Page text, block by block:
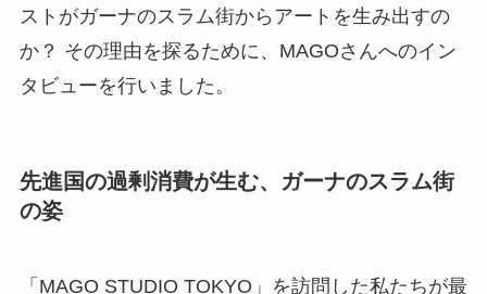
ストがガーナのスラム街からアートを生み出すの
か？ その理由を探るために、MAGOさんへのイン
タビューを行いました。
先進国の過剰消費が生む、ガーナのスラム街
の姿
「MAGO STUDIO TOKYO」を訪問した私たちが最